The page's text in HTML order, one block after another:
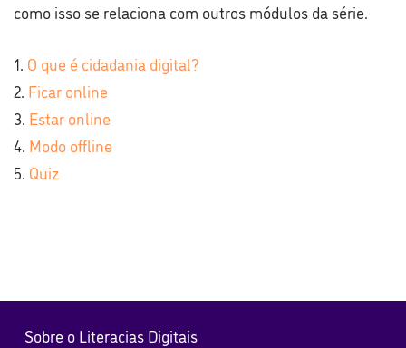
como isso se relaciona com outros módulos da série.
O que é cidadania digital?
Ficar online
Estar online
Modo offline
Quiz
Sobre o Literacias Digitais